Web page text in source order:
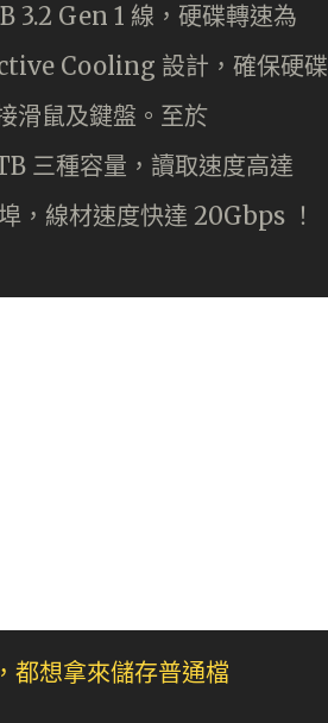
3.2 Gen 1 線，硬碟轉速為
Cooling 設計，確保硬碟
滑鼠及鍵盤。至於
三種容量，讀取速度高達
，線材速度快達 20Gbps ！